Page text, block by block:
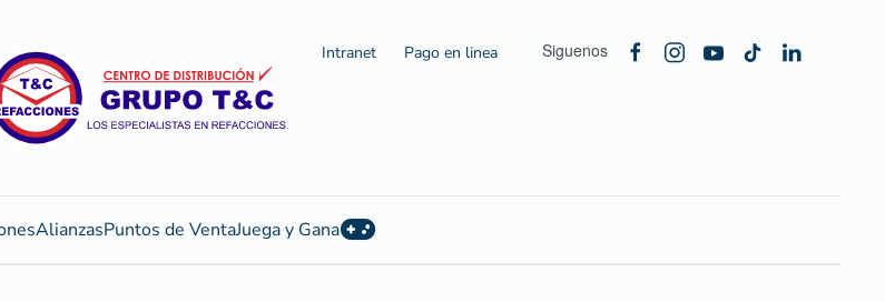
Intranet Pago en linea Siguenos
AlianzasPuntos de VentaJuega y Gana